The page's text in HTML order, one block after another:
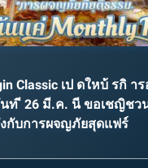
Classic เป ดใหบ้ รกิ า
นท ี 26 มี.ค. นี ขอเชญิช
กับการผจญภัยสุดแฟร์